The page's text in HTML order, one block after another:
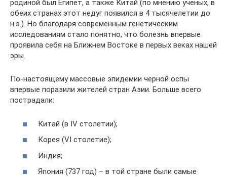
родиной был Египет, а также Китай (по мнению ученых, в
обеих странах этот недуг появился в 4 тысячелетии до
н.э.). Но благодаря современным генетическим
исследованиям стало понятно, что болезнь впервые
проявила себя на Ближнем Востоке в первых веках нашей
эры.
По-настоящему массовые эпидемии черной оспы
впервые поразили жителей стран Азии. Больше всего
пострадали:
Китай (в IV столетии);
Корея (VI столетие);
Индия;
Япония (737 год) – в той стране были самые